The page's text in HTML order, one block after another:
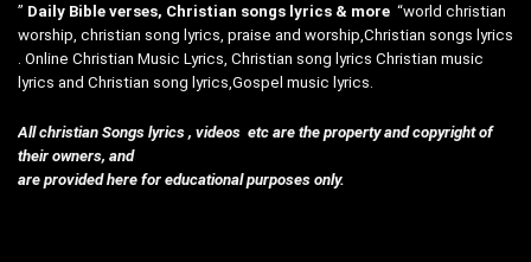
” Daily Bible verses, Christian songs lyrics & more “world christian
worship, christian song lyrics, praise and worship,Christian songs lyrics
. Online Christian Music Lyrics, Christian song lyrics Christian music
lyrics and Christian song lyrics,Gospel music lyrics.
All christian Songs lyrics , videos etc are the property and copyright of
their owners, and
are provided here for educational purposes only.